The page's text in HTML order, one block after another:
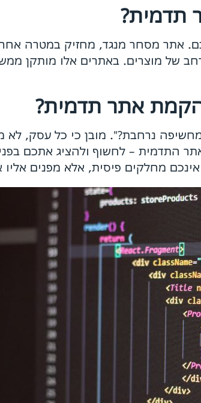
תדמית?
אתר מסחר מנגד, מחזיק במטרה
רחב של מוצרים. באתרים אלו מותקן
אתר תדמית?
נרחבת?". מובן כי כל עסק, לא
התדמית – לחשוף ולהציג אתכם
מחלקים פיסית, אלא מפנים אליו